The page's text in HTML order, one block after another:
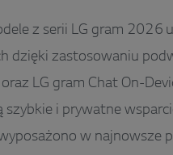
z serii LG gram 2026
dzięki zastosowaniu
LG gram Chat On-
szybkie i prywatne
w najnowsze